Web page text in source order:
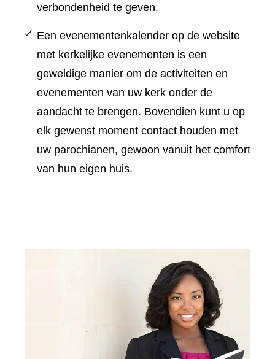
verbondenheid te geven.
Een evenementenkalender op de website
met kerkelijke evenementen is een
geweldige manier om de activiteiten en
evenementen van uw kerk onder de
aandacht te brengen. Bovendien kunt u op
elk gewenst moment contact houden met
uw parochianen, gewoon vanuit het comfort
van hun eigen huis.